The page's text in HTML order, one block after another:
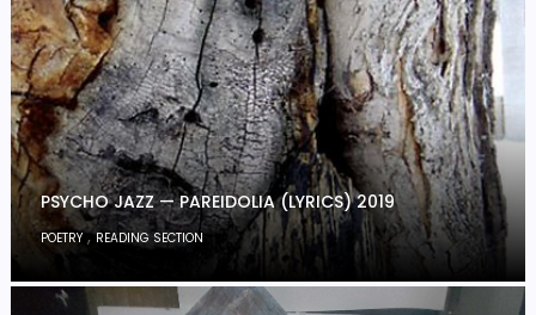
PSYCHO JAZZ — PAREIDOLIA (LYRICS) 2019
POETRY,READING SECTION